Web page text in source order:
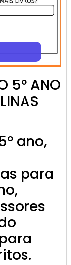
5º ANO
ano,
para